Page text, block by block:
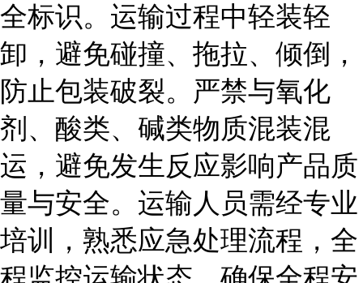
全标识。运输过程中轻装轻
卸，避免碰撞、拖拉、倾倒，
防止包装破裂。严禁与氧化
剂、酸类、碱类物质混装混
运，避免发生反应影响产品质
量与安全。运输人员需经专业
培训，熟悉应急处理流程，全